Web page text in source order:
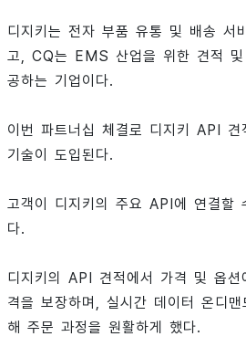
디지키는 전자 부품 유통 및 배송 서
고, CQ는 EMS 산업을 위한 견적 및
공하는 기업이다.
이번 파트너십 체결로 디지키 API 견
기술이 도입된다.
고객이 디지키의 주요 API에 연결할
다.
디지키의 API 견적에서 가격 및 옵
격을 보장하며, 실시간 데이터 온디
해 주문 과정을 원활하게 했다.